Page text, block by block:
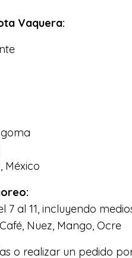
Vaquera:
México
7 al 11, incluyendo
Nuez, Mango, Ocre
o realizar un pedido